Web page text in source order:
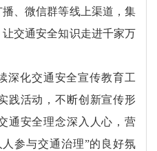
、微信群等线上渠道，集
交通安全知识走进千家万
深化交通安全宣传教育工
践活动，不断创新宣传形
通安全理念深入人心，营
参与交通治理”的良好氛